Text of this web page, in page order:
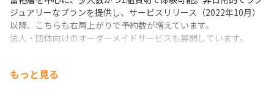
ジュアリーなプランを提供し、サービスリリース（2022年10月）
以降、こちらも右肩上がりで予約数が増えています。
法人・団体向けのオーダーメイドサービスも展開しています。
Enterprise』
もっと見る